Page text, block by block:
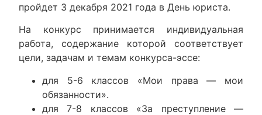
пройдет 3 декабря 2021 года в День юриста.
На конкурс принимается индивидуальная
работа, содержание которой соответствует
цели, задачам и темам конкурса-эссе:
для 5-6 классов «Мои права — мои
обязанности».
для 7-8 классов «За преступление —